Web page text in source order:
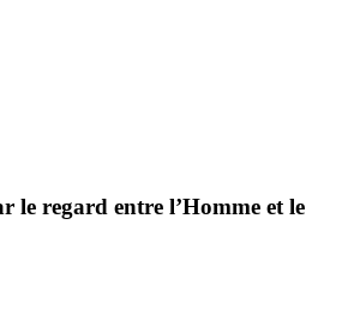
le regard entre l’Homme et le